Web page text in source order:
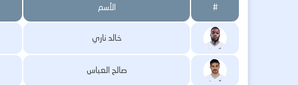
# الأسم
خالد ناري
صالح العباس